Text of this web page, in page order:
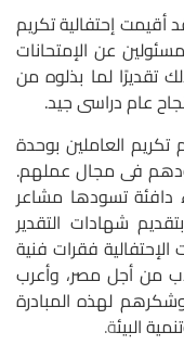
إحتفالية تكريم
عن الإمتحانات
تقديرًا لما بذلوه من
عام دراسى جيد.
العاملين بوحدة
فى مجال عملهم.
دافئة تسودها مشاعر
شهادات التقدير
فقرات فنية
من أجل مصر، وأعرب
لهذه المبادرة
البيئة.